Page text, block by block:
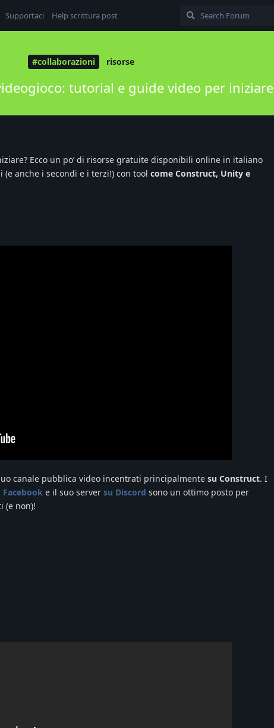
Supportaci Help scrittura post
#collaborazioni risorse
tutorial e guide video per iniziare
Ecco un po’ di risorse gratuite disponibili online in italiano
anche i secondi e i terzi!) con tool come Construct, Unity e
canale pubblica video incentrati principalmente su Construct. I
Facebook e il suo server su Discord sono un ottimo posto per
(e non)!